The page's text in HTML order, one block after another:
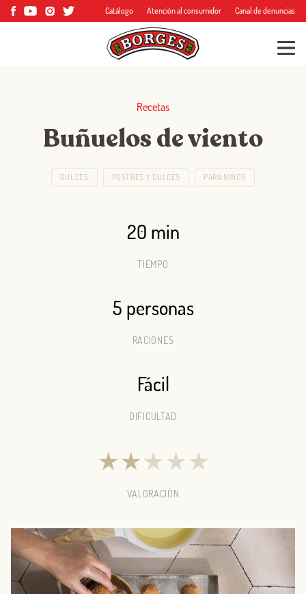
Catálogo Atención al consumidor Canal de denuncias
Recetas
Buñuelos de viento
DULCES POSTRES Y DULCES PARA NIÑOS
20 min
TIEMPO
5 personas
RACIONES
Fácil
DIFICULTAD
★★★★★
VALORACIÓN